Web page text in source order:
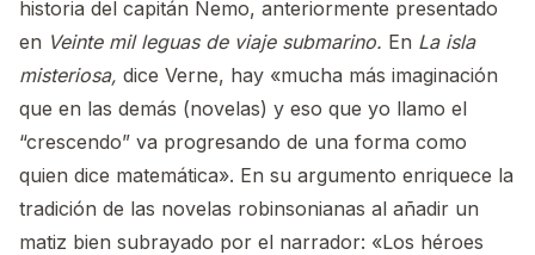
historia del capitán Nemo, anteriormente presentado
en Veinte mil leguas de viaje submarino. En La isla
misteriosa, dice Verne, hay «mucha más imaginación
que en las demás (novelas) y eso que yo llamo el
“crescendo” va progresando de una forma como
quien dice matemática». En su argumento enriquece la
tradición de las novelas robinsonianas al añadir un
matiz bien subrayado por el narrador: «Los héroes